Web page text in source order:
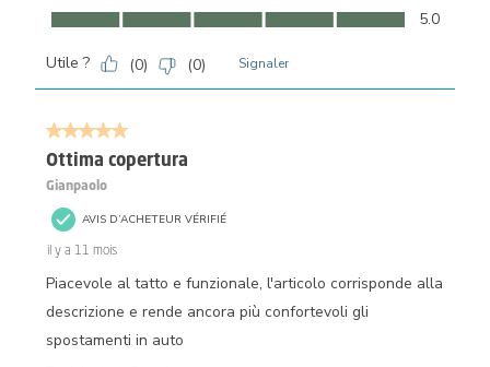
Confort, 5.0 sur 5
5.0
Utile ? (0) (0) Signaler
5 sur 5 étoiles.
Ottima copertura
Gianpaolo
AVIS D’ACHETEUR VÉRIFIÉ
il y a 11 mois
Piacevole al tatto e funzionale, l'articolo corrisponde alla
descrizione e rende ancora più confortevoli gli
spostamenti in auto